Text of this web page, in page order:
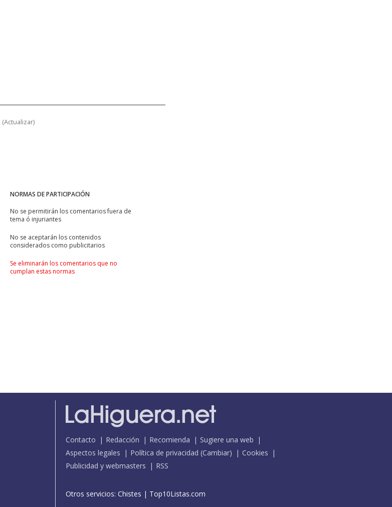
(Actualizar)
NORMAS DE PARTICIPACIÓN
No se permitirán los comentarios fuera de
tema ó injuriantes
No se aceptarán los contenidos
considerados como publicitarios
Se eliminarán los comentarios que no
cumplan estas normas
Contacto Redacción Recomienda
Sugiere una web
Aspectos legales
Política de privacidad (Cambiar)
Cookies
Publicidad y webmasters
RSS
Otros servicios: Chistes | Top10Listas.com